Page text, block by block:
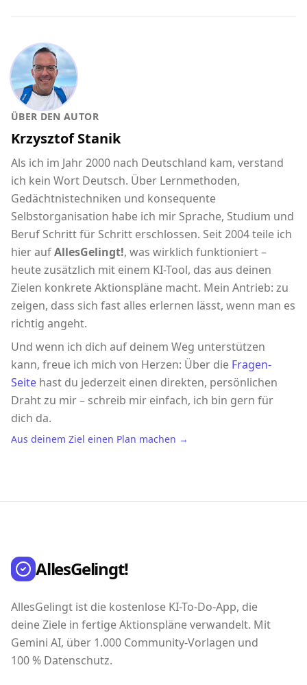
ÜBER DEN AUTOR
Krzysztof Stanik
Als ich im Jahr 2000 nach Deutschland kam, verstand
ich kein Wort Deutsch. Über Lernmethoden,
Gedächtnistechniken und konsequente
Selbstorganisation habe ich mir Sprache, Studium und
Beruf Schritt für Schritt erschlossen. Seit 2004 teile ich
hier aufAllesGelingt!, was wirklich funktioniert –
heute zusätzlich mit einem KI-Tool, das aus deinen
Zielen konkrete Aktionspläne macht. Mein Antrieb: zu
zeigen, dass sich fast alles erlernen lässt, wenn man es
richtig angeht.
Und wenn ich dich auf deinem Weg unterstützen
kann, freue ich mich von Herzen: Über die Fragen-
Seite hast du jederzeit einen direkten, persönlichen
Draht zu mir – schreib mir einfach, ich bin gern für
dich da.
Aus deinem Ziel einen Plan machen →
AllesGelingt!
AllesGelingt ist die kostenlose KI-To-Do-App, die
deine Ziele in fertige Aktionspläne verwandelt. Mit
Gemini AI, über 1.000 Community-Vorlagen und
100 % Datenschutz.